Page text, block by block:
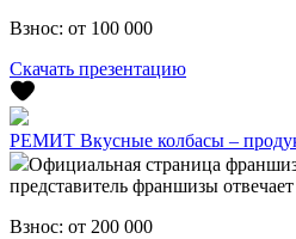
Взнос: от 100 000
Скачать презентацию
РЕМИТ Вкусные колбасы –
Официальная страница
представитель франшизы
Взнос: от 200 000